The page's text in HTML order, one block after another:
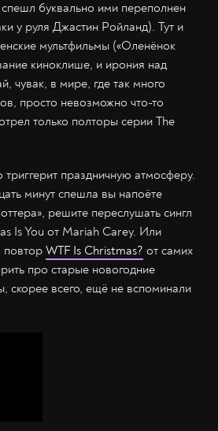
спешл буквально ими переполнен
у руля Джастин Ройланд). Тут и
мультфильмы («Оленёнок
киноклише, и ирония над
чувак, в мире, где так много
просто невозможно что-то
только полторы серии The
праздничную атмосферу.
минут спешла вы напоёте
решите переслушать сингл
Is You от Mariah Carey. Или
повтор WTF Is Christmas? от самих
про старые новогодние
скорее всего, ещё не вспоминали